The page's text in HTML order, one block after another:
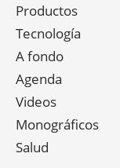
Productos
Tecnología
A fondo
Agenda
Videos
Monográficos
Salud